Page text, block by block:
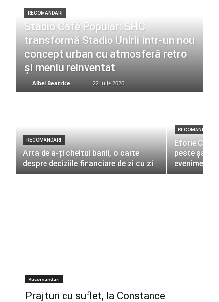
RECOMANDARI
Stadio Café Popular: SHC
transformă Stadio Unirii într-un nou
concept urban cu atmosferă retro
și meniu reinventat
Albei Beatrice - 22 iulie 2026
RECOMANDARI
Arta de a-ți cheltui banii, o carte
despre deciziile financiare de zi cu zi
RECOMANDARI
Eforie
peste
evenimente
Recomandari
Prajituri cu suflet, la Constance